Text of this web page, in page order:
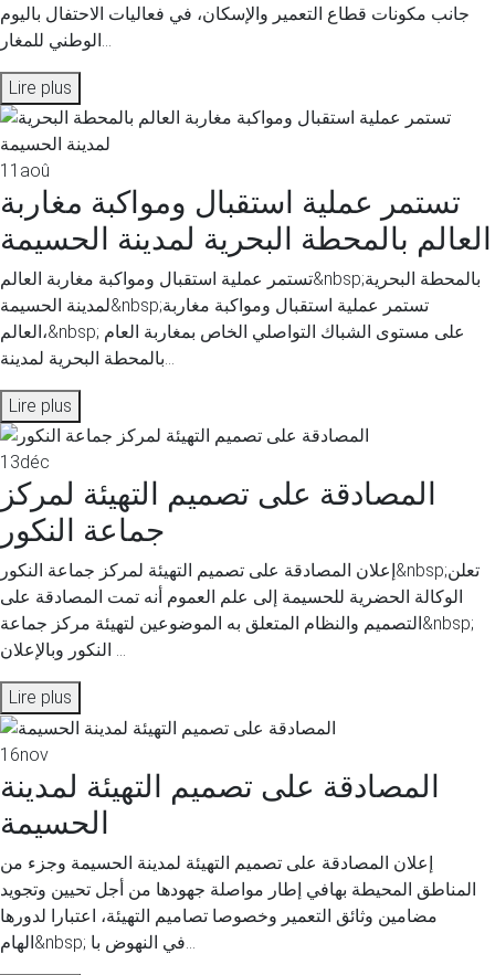
جانب مكونات قطاع التعمير والإسكان، في فعاليات الاحتفال باليوم
Lire plus
11 aoû
تستمر عملية استقبال ومواكبة مغاربة
العالم بالمحطة البحرية لمدينة الحسيمة
تستمر عملية استقبال ومواكبة مغاربة العالم&nbsp;بالمحطة البحرية
لمدينة الحسيمة&nbsp;تستمر عملية استقبال ومواكبة مغاربة
العالم،&nbsp; على مستوى الشباك التواصلي الخاص بمغاربة العام
Lire plus
13déc
المصادقة على تصميم التهيئة لمركز
جماعة النكور
إعلان المصادقة على تصميم التهيئة لمركز جماعة النكور&nbsp;تعلن
الوكالة الحضرية للحسيمة إلى علم العموم أنه تمت المصادقة على
التصميم والنظام المتعلق به الموضوعين لتهيئة مركز جماعة&nbsp;
النكور وبالإعلان ...
Lire plus
16nov
المصادقة على تصميم التهيئة لمدينة
الحسيمة
إعلان المصادقة على تصميم التهيئة لمدينة الحسيمة وجزء من
المناطق المحيطة بهافي إطار مواصلة جهودها من أجل تحيين وتجويد
مضامين وثائق التعمير وخصوصا تصاميم التهيئة، اعتبارا لدورها
الهام&nbsp; في النهوض با...